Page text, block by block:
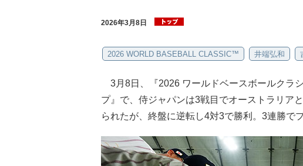
2026年3月8日
2026 WORLD BASEBALL CLASSIC™ 井端弘和
3月8日、『2026 ワールドベースボールクラ
プ』で、侍ジャパンは3戦目でオーストラリア
られたが、終盤に逆転し4対3で勝利。3連勝で